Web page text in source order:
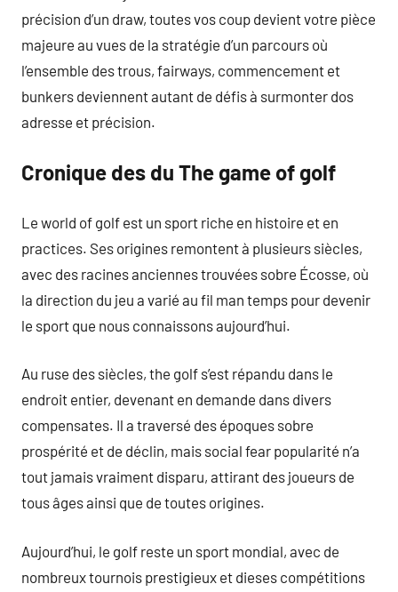
précision d’un draw, toutes vos coup devient votre pièce
majeure au vues de la stratégie d’un parcours où
l’ensemble des trous, fairways, commencement et
bunkers deviennent autant de défis à surmonter dos
adresse et précision.
Cronique des du The game of golf
Le world of golf est un sport riche en histoire et en
practices. Ses origines remontent à plusieurs siècles,
avec des racines anciennes trouvées sobre Écosse, où
la direction du jeu a varié au fil man temps pour devenir
le sport que nous connaissons aujourd’hui.
Au ruse des siècles, the golf s’est répandu dans le
endroit entier, devenant en demande dans divers
compensates. Il a traversé des époques sobre
prospérité et de déclin, mais social fear popularité n’a
tout jamais vraiment disparu, attirant des joueurs de
tous âges ainsi que de toutes origines.
Aujourd’hui, le golf reste un sport mondial, avec de
nombreux tournois prestigieux et dieses compétitions